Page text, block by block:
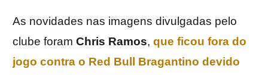
As novidades nas imagens divulgadas pelo
clube foram Chris Ramos, que ficou fora do
jogo contra o Red Bull Bragantino devido